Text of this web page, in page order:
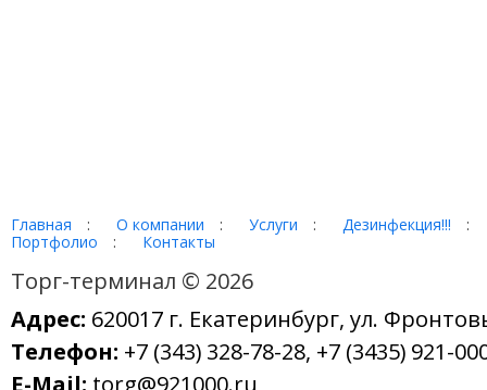
Дезинфекция!!!
Портфолио
Контакты
Торг-терминал © 2026
Адрес: 620017 г. Екатеринбург, ул.
Телефон: +7 (343) 328-78-28, +7 (3435) 921-
E-Mail: torg@921000.ru